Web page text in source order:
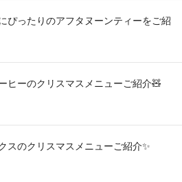
ぴったりのアフタヌーンティーをご紹
ヒーのクリスマスメニューご紹介🧸
スのクリスマスメニューご紹介✨